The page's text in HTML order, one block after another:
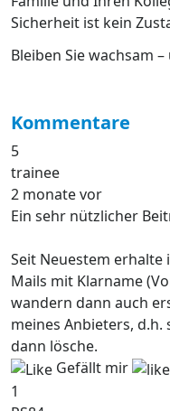
Sicherheit ist kein
Bleiben Sie wachsam
Kommentare
5
trainee
2 monate vor
Ein sehr nützlicher
Seit Neuestem erhalte
Mails mit Klarname
wandern dann auch
meines Anbieters,
dann lösche.
Gefällt mir
1